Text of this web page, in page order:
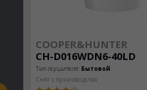
COOPER&HUNTER
CH-D016WDN6-40LD
Тип осушителя: Бытовой
Снят с производства